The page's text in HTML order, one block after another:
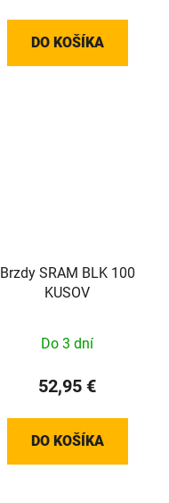
DO KOŠÍKA
Brzdy SRAM BLK 100
KUSOV
Do 3 dní
52,95 €
DO KOŠÍKA